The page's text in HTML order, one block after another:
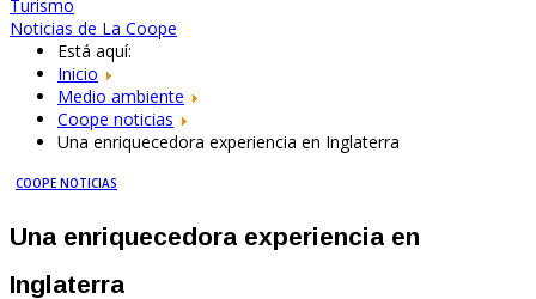
Turismo
Noticias de La Coope
Está aquí:
Inicio
Medio ambiente
Coope noticias
Una enriquecedora experiencia en Inglaterra
COOPE NOTICIAS
Una enriquecedora experiencia en
Inglaterra